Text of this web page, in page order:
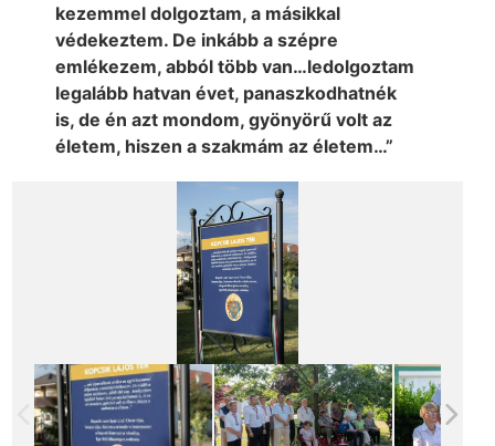
kezemmel dolgoztam, a másikkal
védekeztem. De inkább a szépre
emlékezem, abból több van…ledolgoztam
legalább hatvan évet, panaszkodhatnék
is, de én azt mondom, gyönyörű volt az
életem, hiszen a szakmám az életem…”